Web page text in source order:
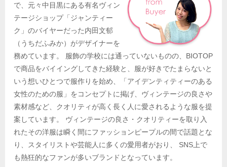
で、元々中目黒にある有名ヴィン
テージショップ「ジャンティー
ク」のバイヤーだった内田文郁
（うちだふみか）がデザイナーを
務めています。 服飾の学校には通っていないものの、BIOTOP
で商品をバイイングしてきた経験と、服が好きでたまらないと
いう想いひとつで服作りを始め、「アイデンティティーのある
女性のための服」をコンセプトに掲げ、ヴィンテージの良さや
素材感など、クオリティが高く長く人に愛されるような服を提
案しています。 ヴィンテージの良さ・クオリティーを取り入
れたその洋服は瞬く間にファッションピープルの間で話題とな
り、スタイリストや芸能人に多くの愛用者がおり、 SNS上で
も熱狂的なファンが多いブランドとなっています。